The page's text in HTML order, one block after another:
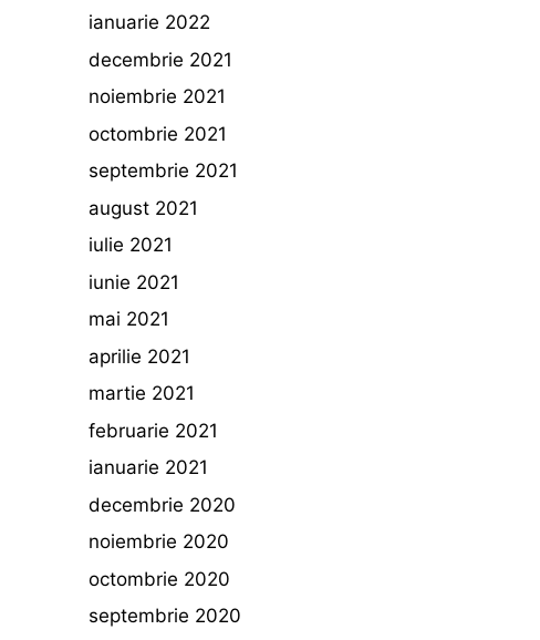
ianuarie 2022
decembrie 2021
noiembrie 2021
octombrie 2021
septembrie 2021
august 2021
iulie 2021
iunie 2021
mai 2021
aprilie 2021
martie 2021
februarie 2021
ianuarie 2021
decembrie 2020
noiembrie 2020
octombrie 2020
septembrie 2020